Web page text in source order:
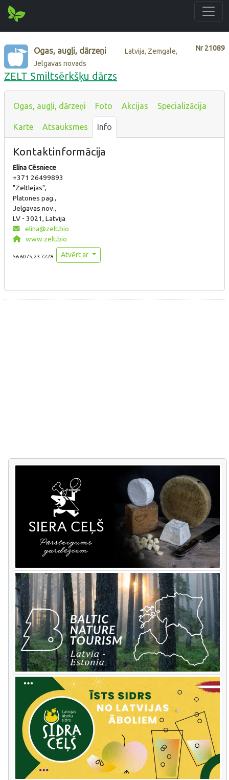
Nr21089
Ogas, augļi, dārzeņi
Latvija, Zemgale,
Jelgavas novads
ZELT Smiltsērkšķu dārzs
Ogas, augļi, dārzeņi Foto Akcijas Specializācija
Karte Atsauksmes Info
Kontaktinformācija
Elīna Cēsniece
+371 26499893
"Zeltlejas",
Platones pag.,
Jelgavas nov.,
LV - 3021, Latvija
elina@zelt.bio
www.zelt.bio
56.6075,23.7228 Atvērt ar